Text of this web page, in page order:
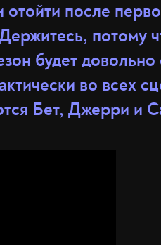
после
потому
будет
во всех
Бет, Джерри и